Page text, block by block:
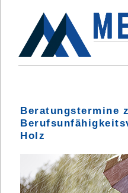
Beratungstermine
Holz